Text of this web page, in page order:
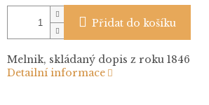
Přidat do košíku
Melnik, skládaný dopis z roku 1846
Detailní informace